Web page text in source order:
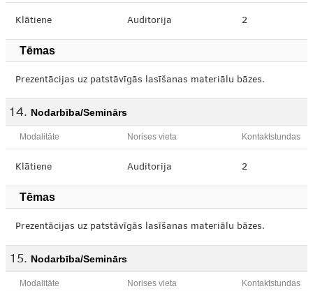
Klātiene Auditorija 2
Tēmas
Prezentācijas uz patstāvīgās lasīšanas materiālu bāzes.
Nodarbība/Seminārs
Modalitāte Norises vieta Kontaktstundas
Klātiene Auditorija 2
Tēmas
Prezentācijas uz patstāvīgās lasīšanas materiālu bāzes.
Nodarbība/Seminārs
Modalitāte Norises vieta Kontaktstundas